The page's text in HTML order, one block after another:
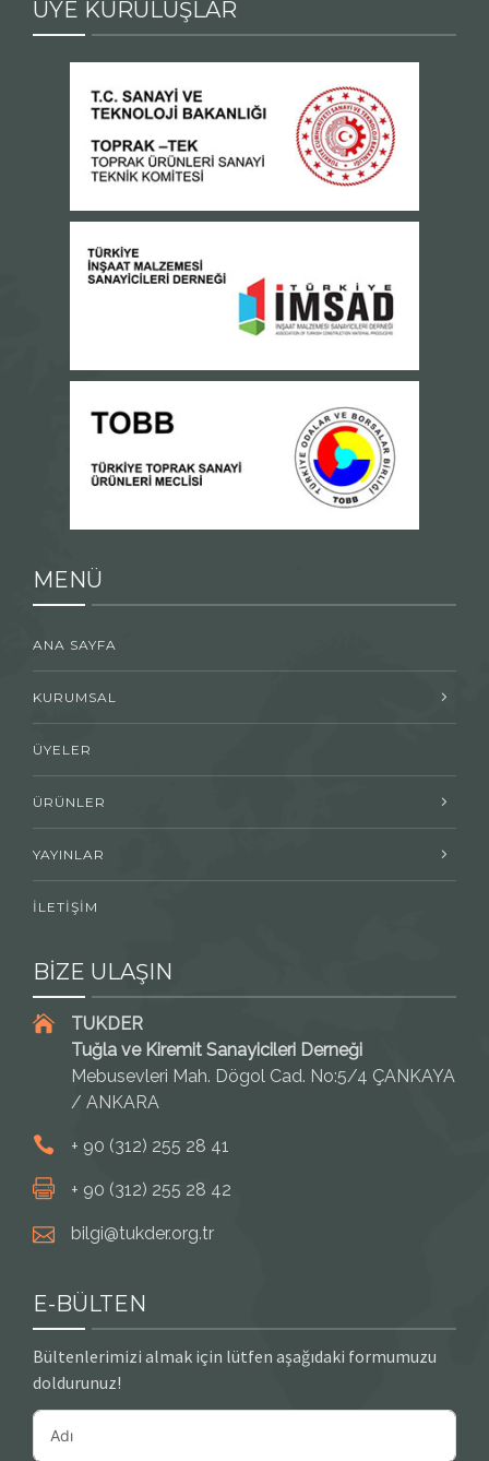
ÜYE KURULUŞLAR
MENÜ
ANA SAYFA
KURUMSAL
ÜYELER
ÜRÜNLER
YAYINLAR
İLETİŞİM
BİZE ULAŞIN
TUKDER
Tuğla ve Kiremit Sanayicileri Derneği
Mebusevleri Mah. Dögol Cad. No:5/4 ÇANKAYA
/ ANKARA
+ 90 (312) 255 28 41
+ 90 (312) 255 28 42
bilgi@tukder.org.tr
E-BÜLTEN
Bültenlerimizi almak için lütfen aşağıdaki formumuzu
doldurunuz!